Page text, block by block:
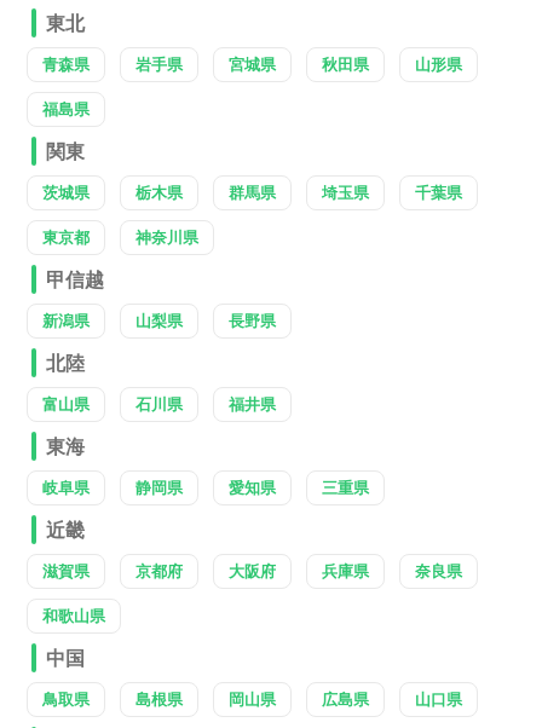
東北
青森県 岩手県 宮城県 秋田県 山形県
福島県
関東
茨城県 栃木県 群馬県 埼玉県 千葉県
東京都 神奈川県
甲信越
新潟県 山梨県 長野県
北陸
富山県 石川県 福井県
東海
岐阜県 静岡県 愛知県 三重県
近畿
滋賀県 京都府 大阪府 兵庫県 奈良県
和歌山県
中国
鳥取県 島根県 岡山県 広島県 山口県